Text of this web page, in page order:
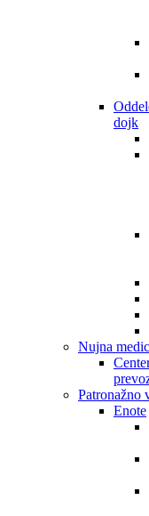
dojk
Nujna
Patronažno
Enote